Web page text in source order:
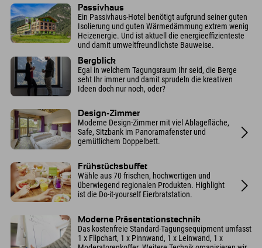
Passivhaus
Ein Passivhaus-Hotel benötigt aufgrund seiner guten
Isolierung und guten Wärmedämmung extrem wenig
Heizenergie. Und ist aktuell die energieeffizienteste
und damit umweltfreundlichste Bauweise.
Bergblick
Egal in welchem Tagungsraum Ihr seid, die Berge
seht Ihr immer und damit sprudeln die kreativen
Ideen doch nur noch, oder?
Design-Zimmer
Moderne Design-Zimmer mit viel Ablagefläche,
Safe, Sitzbank im Panoramafenster und
gemütlichem Doppelbett.
Frühstücksbuffet
Wähle aus 70 frischen, hochwertigen und
überwiegend regionalen Produkten. Highlight
ist die Do-it-yourself Eierbratstation.
Moderne Präsentationstechnik
Das kostenfreie Standard-Tagungsequipment umfasst
1 x Flipchart, 1 x Pinnwand, 1 x Leinwand, 1 x